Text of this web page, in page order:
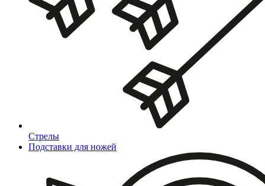
Стрелы
Подставки для ножей